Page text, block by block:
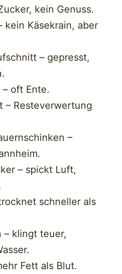
kein Genuss.
kein Käsekrain, aber
– gepresst,
oft Ente.
– Resteverwertung
–
– spickt Luft,
schneller als
– klingt teuer,
Fett als Blut.